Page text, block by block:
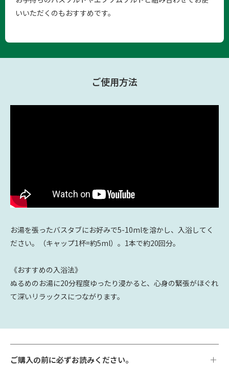
いいただくのもおすすめです。
ご使用方法
お湯を張ったバスタブにお好みで5-10mlを溶かし、入浴してく
ださい。（キャップ1杯=約5ml）。1本で約20回分。
《おすすめの入浴法》
ぬるめのお湯に20分程度ゆったり浸かると、心身の緊張がほぐれ
て深いリラックスにつながります。
ご購入の前に必ずお読みください。